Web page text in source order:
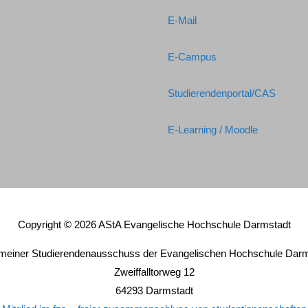
E-Mail
E-Campus
Studierendenportal/CAS
E-Learning / Moodle
Copyright © 2026AStA Evangelische Hochschule Darmstadt
Studierendenausschuss der Evangelischen Hochschule
Zweiffalltorweg 12
64293 Darmstadt